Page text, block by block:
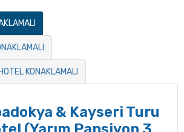
KONAKLAMALI
& Kayseri Turu